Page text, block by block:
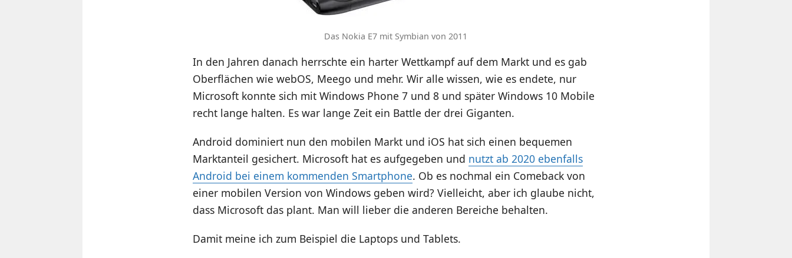
Das Nokia E7 mit Symbian von 2011
In den Jahren danach herrschte ein harter Wettkampf auf dem Markt und es gab
Oberflächen wie webOS, Meego und mehr. Wir alle wissen, wie es endete, nur
Microsoft konnte sich mit Windows Phone 7 und 8 und später Windows 10 Mobile
recht lange halten. Es war lange Zeit ein Battle der drei Giganten.
Android dominiert nun den mobilen Markt und iOS hat sich einen bequemen
Marktanteil gesichert. Microsoft hat es aufgegeben und nutzt ab 2020 ebenfalls
Android bei einem kommenden Smartphone. Ob es nochmal ein Comeback von
einer mobilen Version von Windows geben wird? Vielleicht, aber ich glaube nicht,
dass Microsoft das plant. Man will lieber die anderen Bereiche behalten.
Damit meine ich zum Beispiel die Laptops und Tablets.